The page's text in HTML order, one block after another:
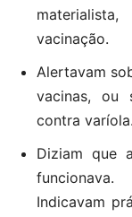
vacinação.
Alertavam
vacinas, ou
contra varíola.
Diziam que
funcionava.
Indicavam